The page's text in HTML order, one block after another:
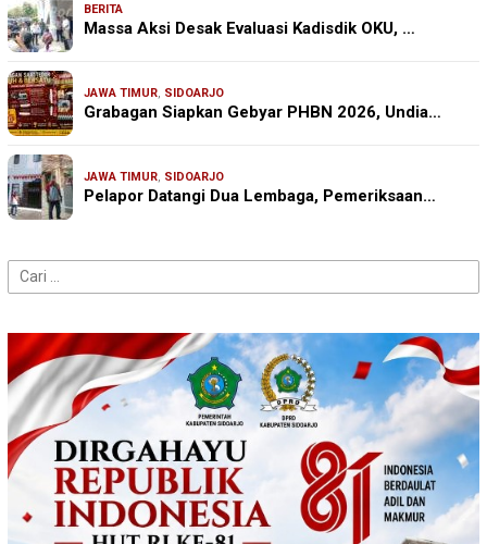
BERITA
Massa Aksi Desak Evaluasi Kadisdik OKU, …
JAWA TIMUR, SIDOARJO
Grabagan Siapkan Gebyar PHBN 2026, Undia…
JAWA TIMUR, SIDOARJO
Pelapor Datangi Dua Lembaga, Pemeriksaan…
Cari
untuk: